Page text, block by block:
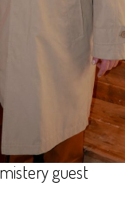
guest